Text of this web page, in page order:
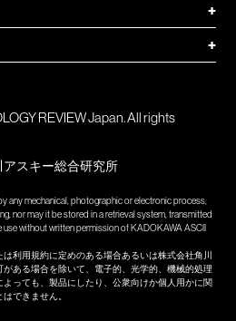
+
+
REVIEW Japan. All rights
スキー総合研究所
any mechanical, photographic or electronic process,
nor may it be stored in a retrieval system, transmitted
without written permission of KADOKAWA ASCII
利用規約に定めのある場合あるいは株式会社角川
ある場合を除いて、電子的、光学的、機械的処理
っても、製品にしたり、公衆向けか個人用かに関
できません。